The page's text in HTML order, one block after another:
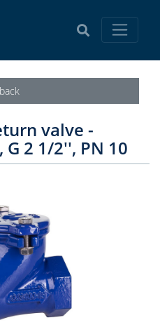
back
valve -
2 1/2'', PN 10